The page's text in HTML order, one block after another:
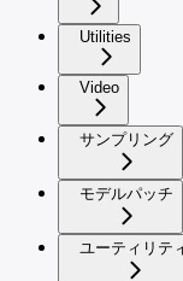
Utilities
Video
サンプリング
モデルパッチ
ユーティリテ